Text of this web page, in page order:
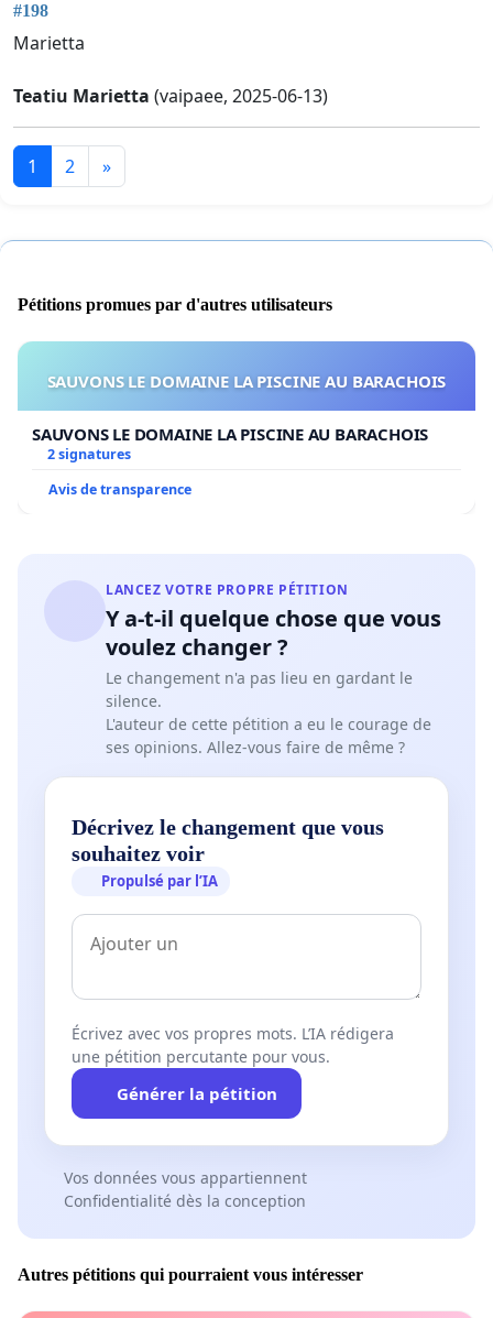
#198
Marietta
Teatiu Marietta (vaipaee, 2025-06-13)
1 2 »
Pétitions promues par d'autres utilisateurs
SAUVONS LE DOMAINE LA PISCINE AU BARACHOIS
SAUVONS LE DOMAINE LA PISCINE AU BARACHOIS
2 signatures
Avis de transparence
LANCEZ VOTRE PROPRE PÉTITION
Y a-t-il quelque chose que vous
voulez changer ?
Le changement n'a pas lieu en gardant le
silence.
L'auteur de cette pétition a eu le courage de
ses opinions. Allez-vous faire de même ?
Décrivez le changement que vous
souhaitez voir
Propulsé par l’IA
Écrivez avec vos propres mots. L’IA rédigera
une pétition percutante pour vous.
Générer la pétition
Vos données vous appartiennent
Confidentialité dès la conception
Autres pétitions qui pourraient vous intéresser